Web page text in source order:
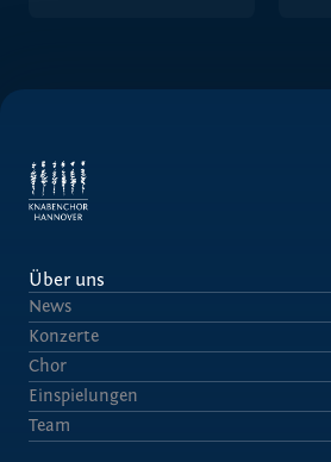
Über uns
News
Konzerte
Chor
Einspielungen
Team